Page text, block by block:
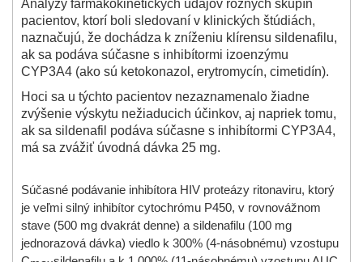
Analýzy farmakokinetických údajov rôznych skupín
pacientov, ktorí boli sledovaní v klinických štúdiách,
naznačujú, že dochádza k zníženiu klírensu sildenafilu,
ak sa podáva súčasne s inhibítormi izoenzýmu
CYP3A4 (ako sú ketokonazol, erytromycín, cimetidín).
Hoci sa u týchto pacientov nezaznamenalo žiadne
zvýšenie výskytu nežiaducich účinkov, aj napriek tomu,
ak sa sildenafil podáva súčasne s inhibítormi CYP3A4,
má sa zvážiť úvodná dávka 25 mg.
Súčasné podávanie inhibítora HIV proteázy ritonaviru, ktorý
je veľmi silný inhibítor cytochrómu P450, v rovnovážnom
stave (500 mg dvakrát denne) a sildenafilu (100 mg
jednorazová dávka) viedlo k 300% (4-násobnému) vzostupu